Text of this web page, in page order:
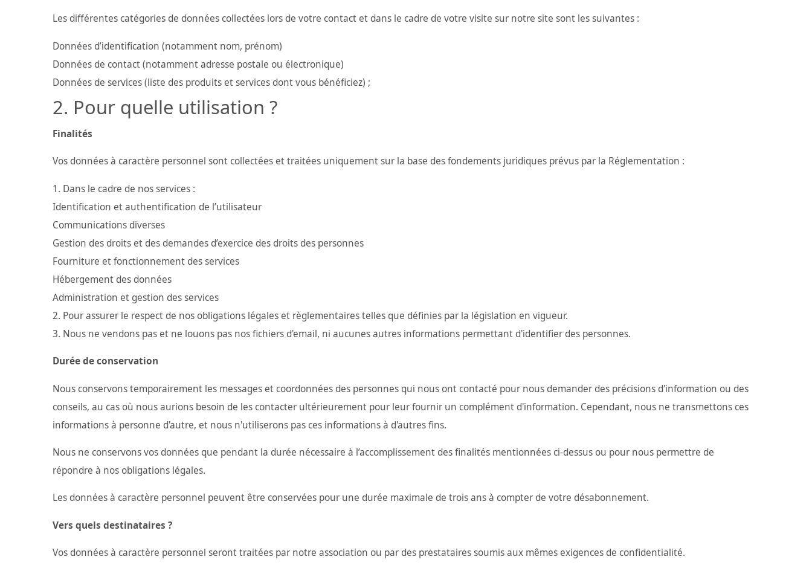
Les différentes catégories de données collectées lors de votre contact et dans le cadre de votre visite sur notre site sont les suivantes :
Données d’identification (notamment nom, prénom)
Données de contact (notamment adresse postale ou électronique)
Données de services (liste des produits et services dont vous bénéficiez) ;
Pour quelle utilisation ?
Finalités
Vos données à caractère personnel sont collectées et traitées uniquement sur la base des fondements juridiques prévus par la Réglementation :
Dans le cadre de nos services :
Identification et authentification de l’utilisateur
Communications diverses
Gestion des droits et des demandes d’exercice des droits des personnes
Fourniture et fonctionnement des services
Hébergement des données
Administration et gestion des services
Pour assurer le respect de nos obligations légales et règlementaires telles que définies par la législation en vigueur.
Nous ne vendons pas et ne louons pas nos fichiers d'email, ni aucunes autres informations permettant d'identifier des personnes.
Durée de conservation
Nous conservons temporairement les messages et coordonnées des personnes qui nous ont contacté pour nous demander des précisions d'information ou des
conseils, au cas où nous aurions besoin de les contacter ultérieurement pour leur fournir un complément d'information. Cependant, nous ne transmettons ces
informations à personne d'autre, et nous n'utiliserons pas ces informations à d'autres fins.
Nous ne conservons vos données que pendant la durée nécessaire à l’accomplissement des finalités mentionnées ci-dessus ou pour nous permettre de
répondre à nos obligations légales.
Les données à caractère personnel peuvent être conservées pour une durée maximale de trois ans à compter de votre désabonnement.
Vers quels destinataires ?
Vos données à caractère personnel seront traitées par notre association ou par des prestataires soumis aux mêmes exigences de confidentialité.